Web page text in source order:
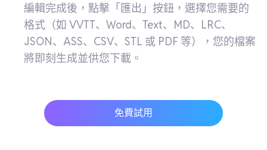
編輯完成後，點擊「匯出」按鈕，選擇您需要的
格式（如 VVTT、Word、Text、MD、LRC、
JSON、ASS、CSV、STL 或 PDF 等），您的檔案
將即刻生成並供您下載。
免費試用